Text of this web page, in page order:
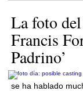
La foto
Francis
Padrino’
se ha hablado